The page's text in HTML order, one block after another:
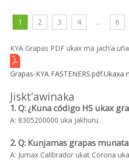
1 2 3 4 ... 6
KYA Grapas PDF ukax mä jach’a
Grapas-KYA
Jiskt’awinaka
1. Q: ¿Kuna código HS ukax
A: 8305200000 uka jakhuru.
2. Q: Kunjamas grapas
A: Jumax Calibrador ukat Corona